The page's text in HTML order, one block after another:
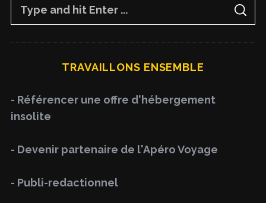
f
o
:
S
A
C
TRAVAILLONS ENSEMBLE
- Référencer une offre d'hébergement
insolite
- Devenir partenaire de l'Apéro Voyage
- Publi-redactionnel